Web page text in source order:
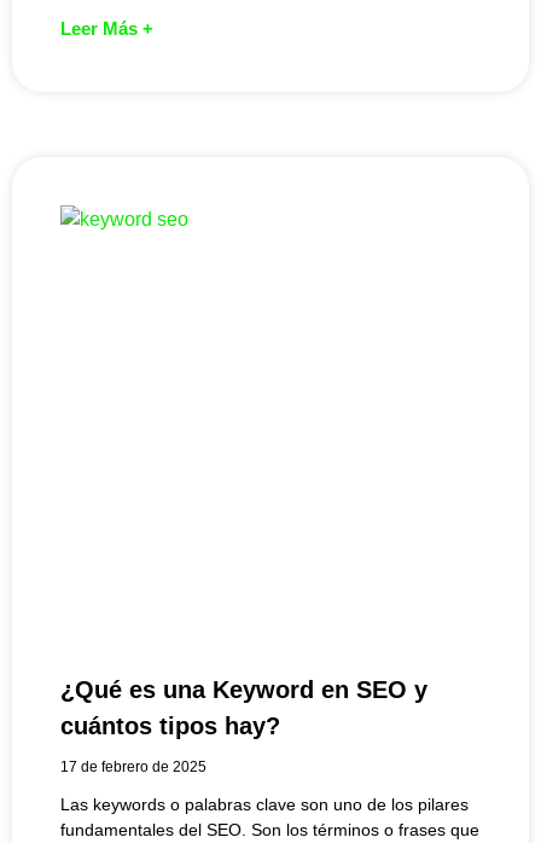
Leer Más +
¿Qué es una Keyword en SEO y
cuántos tipos hay?
17 de febrero de 2025
Las keywords o palabras clave son uno de los pilares
fundamentales del SEO. Son los términos o frases que